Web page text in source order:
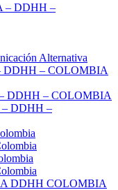
– DDHH –
Alternativa
– COLOMBIA
DDHH – COLOMBIA
DDHH –
DDHH COLOMBIA